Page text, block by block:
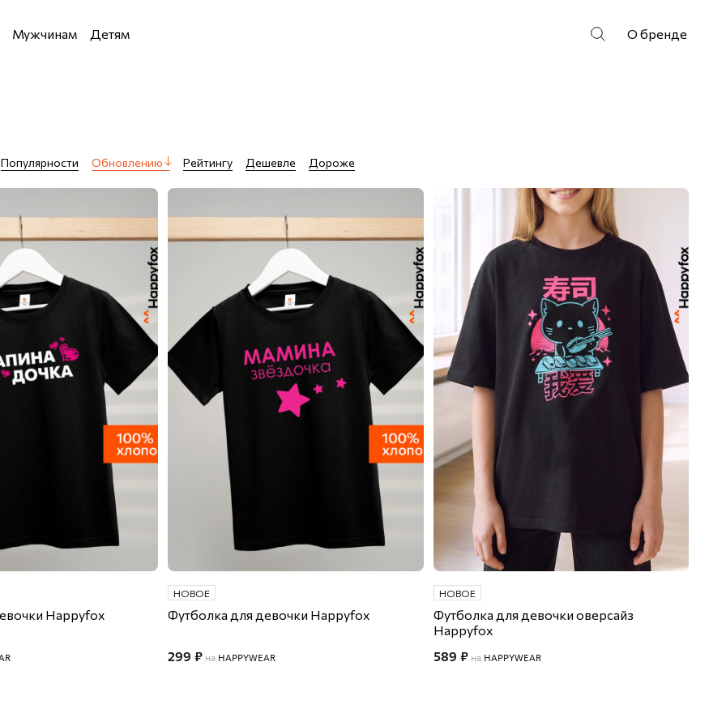
кардиганы
Мужчинам
и кардиганы
дома
костюмы
и худи
Детям О бренде
Популярности Обновлению Рейтингу Дешевле Дороже
Happyfox
НОВОЕ
Футболка для девочки Happyfox
299 ₽ на HAPPYWEAR
НОВОЕ
Футболка для девочки оверсайз
Happyfox
589 ₽на HAPPYWEAR